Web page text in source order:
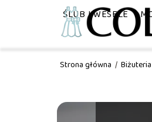
ŚLUB I WESELE
Strona główna / Biżuteria